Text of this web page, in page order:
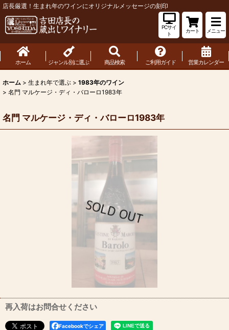
店長厳選！生まれ年のワインにオリジナルメッセージの刻印
PCサイ
ト
カート メニュー
ホーム ジャンル別に選ぶ 商品検索 ご利用ガイド 営業カレンダー
ホーム > 生まれ年で選ぶ > 1983年のワイン
> 名門 マルケージ・ディ・バローロ1983年
名門 マルケージ・ディ・バローロ1983年
再入荷はお問合せください
Facebookでシェア